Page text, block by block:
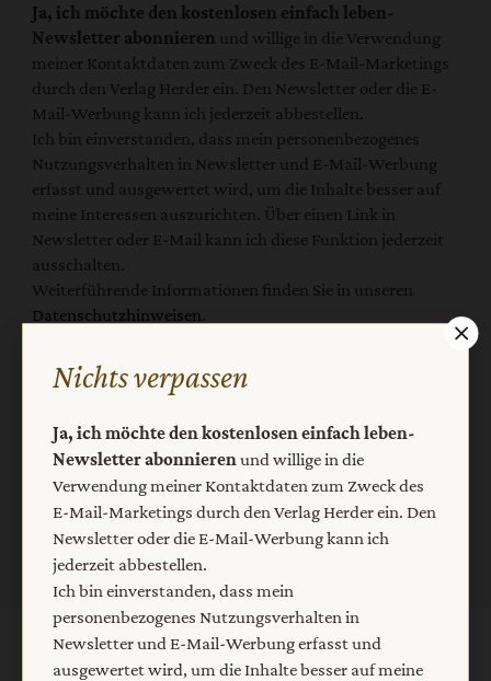
Ja, ich möchte den kostenlosen einfach leben-
Newsletter abonnieren und willige in die Verwendung
meiner Kontaktdaten zum Zweck des E-Mail-Marketings
durch den Verlag Herder ein. Den Newsletter oder die E-
Mail-Werbung kann ich jederzeit abbestellen.
Ich bin einverstanden, dass mein personenbezogenes
Nutzungsverhalten in Newsletter und E-Mail-Werbung
erfasst und ausgewertet wird, um die Inhalte besser auf
meine Interessen auszurichten. Über einen Link in
Newsletter oder E-Mail kann ich diese Funktion jederzeit
ausschalten.
Weiterführende Informationen finden Sie in unseren
Datenschutzhinweisen.
E-Mail
Jetzt anmelden
AGB und Widerrufsbelehrung Datenschutz
Nichts verpassen
Ja, ich möchte den kostenlosen einfach leben-
Newsletter abonnierenund willige in die
Verwendung meiner Kontaktdaten zum Zweck des
E-Mail-Marketings durch den Verlag Herder ein. Den
Newsletter oder die E-Mail-Werbung kann ich
jederzeit abbestellen.
Ich bin einverstanden, dass mein
personenbezogenes Nutzungsverhalten in
Newsletter und E-Mail-Werbung erfasst und
ausgewertet wird, um die Inhalte besser auf meine